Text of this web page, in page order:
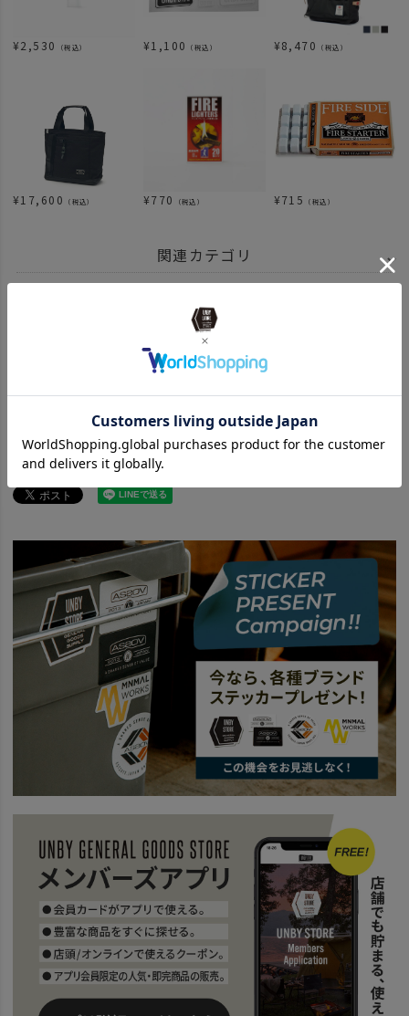
¥2,530 （税込） ¥1,100 （税込） ¥8,470 （税込）
¥17,600 （税込） ¥770 （税込） ¥715 （税込）
関連カテゴリ
アウトドア・キャンプ用品 その他
news サンゾー工務店 Shim.Craft 先着販売
ブランド商品一覧
Shim.craft シムクラフト 商品一覧はこちら